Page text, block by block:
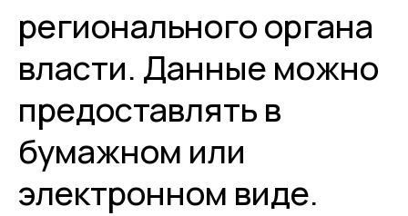
регионального органа
власти. Данные можно
предоставлять в
бумажном или
электронном виде.